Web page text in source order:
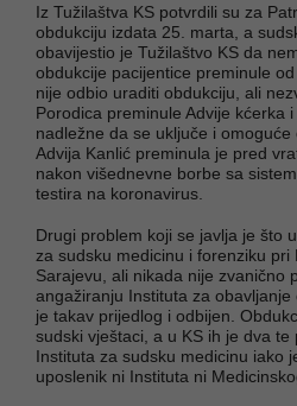
Iz Tužilaštva KS potvrdili su za
obdukciju izdata 25. marta, a
obavijestio je Tužilaštvo KS da
obdukcije pacijentice preminule
nije odbio uraditi obdukciju, ali
Porodica preminule Advije kćerka
nadležne da se uključe i omoguće
Advija Kanlić preminula je pred
nakon višednevne borbe sa
testira na koronavirus.
Drugi problem koji se javlja je što
za sudsku medicinu i forenziku pri
Sarajevu, ali nikada nije zvanično
angažiranju Instituta za
je takav prijedlog i odbijen.
sudski vještaci, a u KS ih je dva
Instituta za sudsku medicinu iako
uposlenik ni Instituta ni